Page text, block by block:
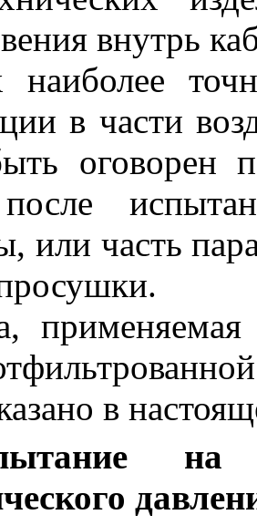
внутрь
в части
оговорен
или часть
в
на